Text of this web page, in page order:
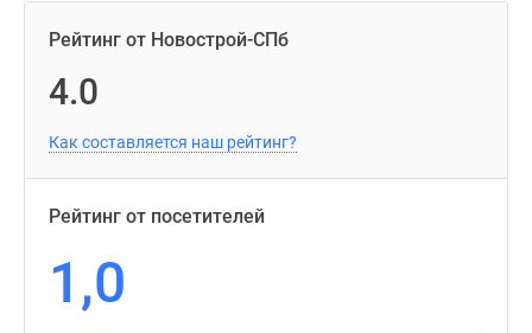
Рейтинг от Новострой-СПб
4.0
Как составляется наш рейтинг?
Рейтинг от посетителей
1,0